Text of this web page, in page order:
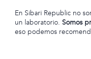
En Sibari Republic no
un laboratorio. Somos
eso podemos